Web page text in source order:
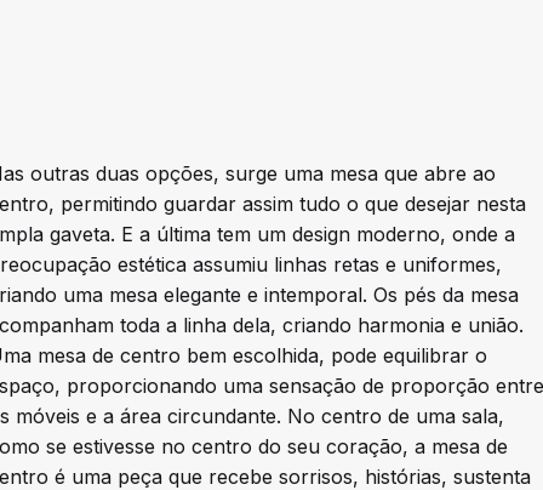
outras duas opções, surge uma mesa que abre ao
permitindo guardar assim tudo o que desejar nesta
gaveta. E a última tem um design moderno, onde a
estética assumiu linhas retas e uniformes,
uma mesa elegante e intemporal. Os pés da mesa
toda a linha dela, criando harmonia e união.
mesa de centro bem escolhida, pode equilibrar o
proporcionando uma sensação de proporção entre
móveis e a área circundante. No centro de uma sala,
se estivesse no centro do seu coração, a mesa de
é uma peça que recebe sorrisos, histórias, sustenta